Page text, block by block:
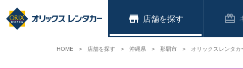
店舗
HOME 店舗を探す 沖縄県 那覇市 オリックスレンタ